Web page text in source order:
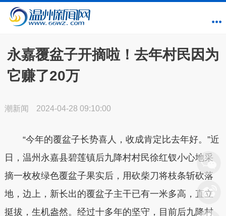
永嘉覆盆子开摘啦！去年村民因为
它赚了20万
潮新闻 2024-04-28 09:10:00
“今年的覆盆子长势喜人，收成肯定比去年好。”近
日，温州永嘉县碧莲镇后九降村村民徐红钗小心地采
摘一枚枚绿色覆盆子果实后，用砍柴刀将枝条斩砍落
地，边上，新长出的覆盆子主干已有一米多高，直立
挺拔，生机盎然。经过十多年的坚守，目前后九降村